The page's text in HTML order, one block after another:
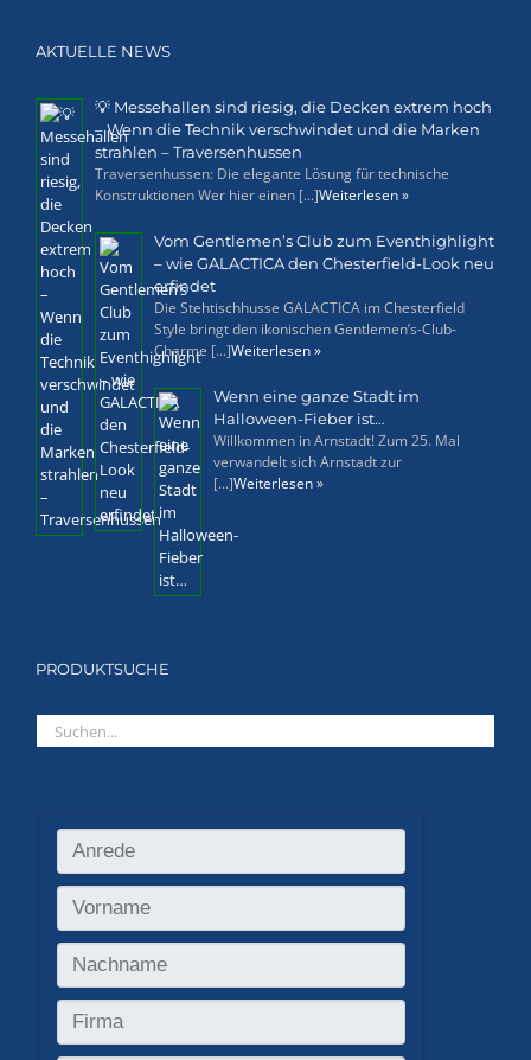
AKTUELLE NEWS
💡 Messehallen sind riesig, die Decken extrem hoch
– Wenn die Technik verschwindet und die Marken
strahlen – Traversenhussen
Traversenhussen: Die elegante Lösung für technische
Konstruktionen Wer hier einen [...]Weiterlesen »
Vom Gentlemen’s Club zum Eventhighlight
– wie GALACTICA den Chesterfield-Look neu
erfindet
Die Stehtischhusse GALACTICA im Chesterfield
Style bringt den ikonischen Gentlemen’s-Club-
Charme [...]Weiterlesen »
Wenn eine ganze Stadt im
Halloween-Fieber ist…
Willkommen in Arnstadt! Zum 25. Mal
verwandelt sich Arnstadt zur
[...]Weiterlesen »
PRODUKTSUCHE